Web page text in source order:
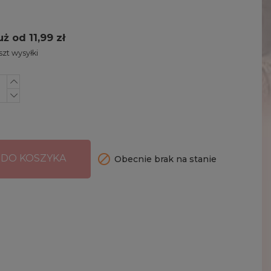
od 11,99 zł
wysyłki
KOSZYKA  Obecnie brak na stanie